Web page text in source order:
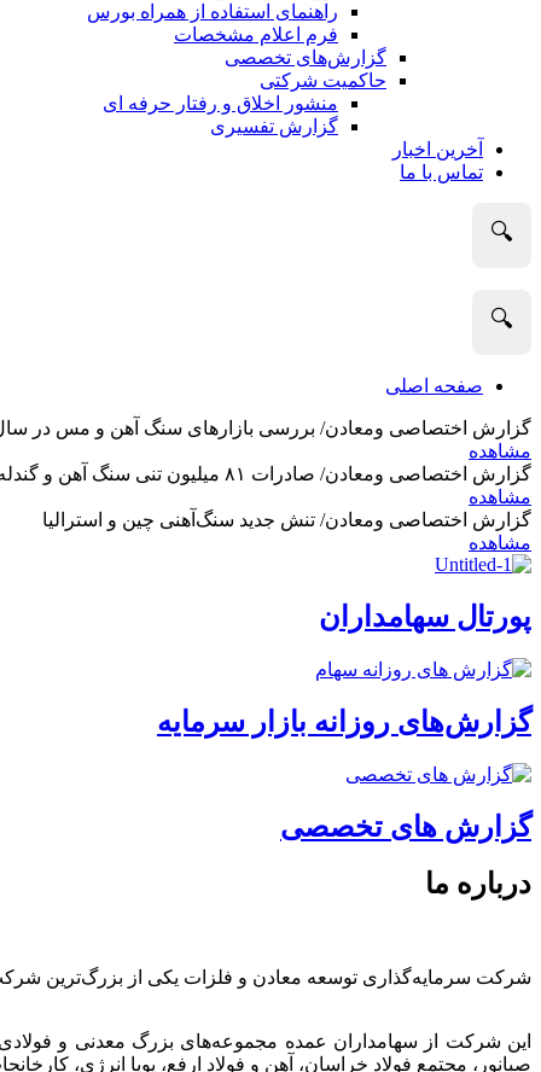
راهنمای استفاده از همراه بورس
فرم اعلام مشخصات
گزارش‌های تخصصی
حاکمیت شرکتی
منشور اخلاق و رفتار حرفه­ ای
گزارش تفسیری
آخرین اخبار
تماس با ما
🔍
🔍
صفحه اصلی
گزارش اختصاصی ومعادن/ بررسی بازارهای سنگ آهن و مس در سال 2025 و نگاه تحلیلگران به
مشاهده
گزارش اختصاصی ومعادن/ صادرات ۸۱ میلیون تنی سنگ آهن و گندله استرالیا در ماه گذشته
مشاهده
گزارش اختصاصی ومعادن/ تنش جدید سنگ‌آهنی چین و استرالیا
مشاهده
پورتال سهامداران
گزارش‌های روزانه بازار سرمایه
گزارش های تخصصی
درباره ما
شرکت سرمایه‌گذاری توسعه معادن و فلزات یکی از بزرگ‌ترین
این شرکت از سهامداران عمده مجموعه‌های بزرگ معدنی و
صبانور، مجتمع فولاد خراسان، آهن و فولاد ارفع، پویا انرژی،